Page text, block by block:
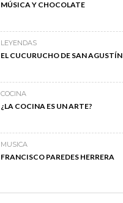
MÚSICA Y CHOCOLATE
LEYENDAS
EL CUCURUCHO DE SAN AGUSTÍN
COCINA
¿LA COCINA ES UN ARTE?
MUSICA
FRANCISCO PAREDES HERRERA